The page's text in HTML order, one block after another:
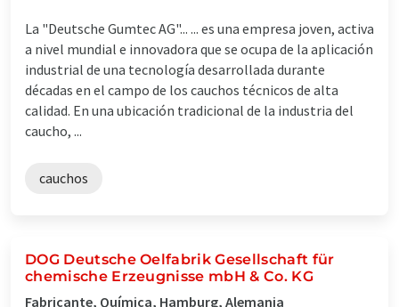
La "Deutsche Gumtec AG"... ... es una empresa joven, activa
a nivel mundial e innovadora que se ocupa de la aplicación
industrial de una tecnología desarrollada durante
décadas en el campo de los cauchos técnicos de alta
calidad. En una ubicación tradicional de la industria del
caucho, ...
cauchos
DOG Deutsche Oelfabrik Gesellschaft für
chemische Erzeugnisse mbH & Co. KG
Fabricante, Química, Hamburg, Alemania